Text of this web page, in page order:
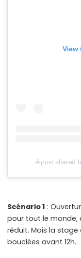
View
A post shared
Scénario 1 :
pour tout le monde,
réduit. Mais la
bouclées avant 12h.